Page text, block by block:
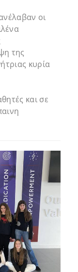
οι
της
κυρία
και σε